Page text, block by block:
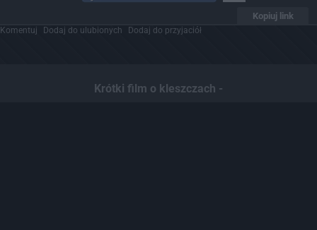
Kopiuj link
Komentuj Dodaj do ulubionych Dodaj do przyjaciół
Krótki film o kleszczach -